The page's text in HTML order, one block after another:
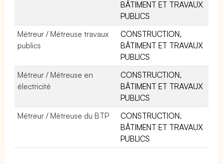
BÂTIMENT ET TRAVAUX
PUBLICS
Métreur / Métreuse travaux
publics
CONSTRUCTION,
BÂTIMENT ET TRAVAUX
PUBLICS
Métreur / Métreuse en
électricité
CONSTRUCTION,
BÂTIMENT ET TRAVAUX
PUBLICS
Métreur / Métreuse du BTP
CONSTRUCTION,
BÂTIMENT ET TRAVAUX
PUBLICS